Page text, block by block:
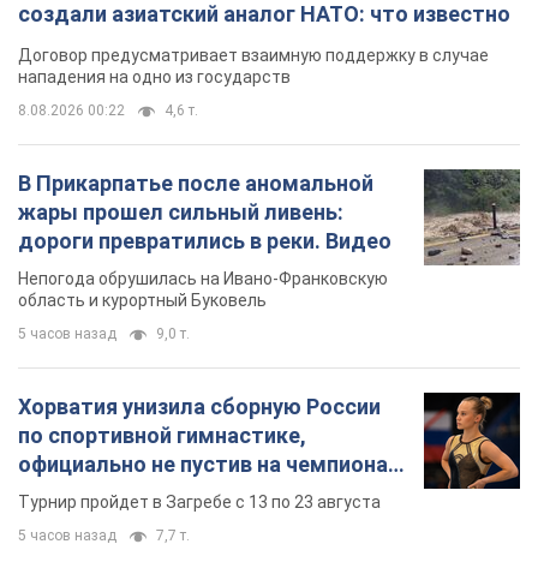
создали азиатский аналог НАТО: что известно
Договор предусматривает взаимную поддержку в случае
нападения на одно из государств
8.08.2026 00:22 4,6 т.
В Прикарпатье после аномальной
жары прошел сильный ливень:
дороги превратились в реки. Видео
Непогода обрушилась на Ивано-Франковскую
область и курортный Буковель
5 часов назад 9,0 т.
Хорватия унизила сборную России
по спортивной гимнастике,
официально не пустив на чемпионат
Европы основных спортсменов
Турнир пройдет в Загребе с 13 по 23 августа
5 часов назад 7,7 т.